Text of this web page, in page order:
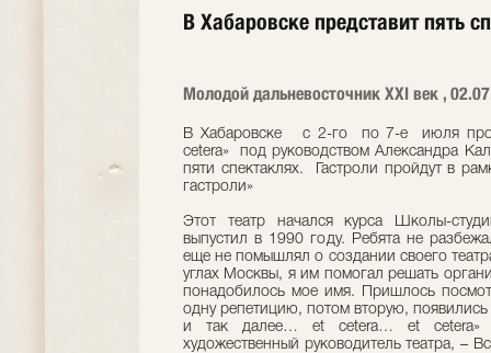
В Хабаровске представит пять
Молодой дальневосточник XXI век ,
В Хабаровске с 2-го по 7-е июля
cetera» под руководством Александра
пяти спектаклях. Гастроли пройдут в
гастроли»
Этот театр начался курса Школы-
выпустил в 1990 году. Ребята не
еще не помышлял о создании своего
углах Москвы, я им помогал решать
понадобилось мое имя. Пришлось
одну репетицию, потом вторую,
и так далее… et cetera… et cetera»
художественный руководитель театра, –